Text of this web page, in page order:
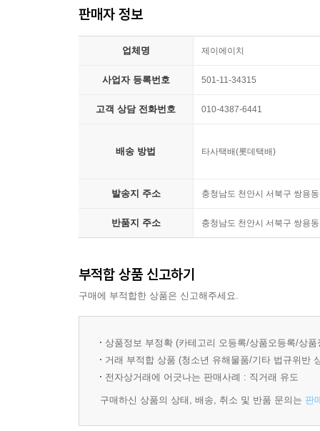
여기에 관해 파울 징거는 연대적 경제는 경제적
인의 만인에 대한 ‘적자생존 경쟁’에서 벌어지는
며, 더구나 브라질과 그 외의 다른 곳에서 현실
생산과 소비, 즉 경제는 지구에 생명체가 살 수
삼위일체가 와해될 때 사람들은 극심한 혼돈
나타난다. 이는 2005년의 카트리나와 리타가 불어
요구는 거의 종교에 가깝다. 자본주의에서 성장
급속화되었다.
인용한 브로델은 자본주의는 아주 격심한 충격을
내부의 모순, 그리고 외부의 충격
다니며 전 세계의 지역 경제를 약탈하고 금융 위
바 있다. 소득의 양극화, 비정규직의 증가, 그로
활동에서 국가를 제외한 결과로서 자본주의 체제
없다. 화석 에너지가 유한하다는 것은 어떤 낙관
확인할 수 없는 채굴 가능한 석유의 양을 부풀려
판매자 정보
업체명 제이에이치
사업자 등록번호 501-11-34315
고객 상담 전화번호 010-4387-6441
배송 방법 타사택배(롯데택배)
발송지 주소 충청남도 천안시 서북구 쌍용
반품지 주소 충청남도 천안시 서북구 쌍용
부적합 상품 신고하기
구매에 부적합한 상품은 신고해주세요.
상품정보 부정확 (카테고리 오등록/상품오등록/상
거래 부적합 상품 (청소년 유해물품/기타 법규위반
전자상거래에 어긋나는 판매사례 : 직거래 유도
구매하신 상품의 상태, 배송, 취소 및 반품 문의는 판